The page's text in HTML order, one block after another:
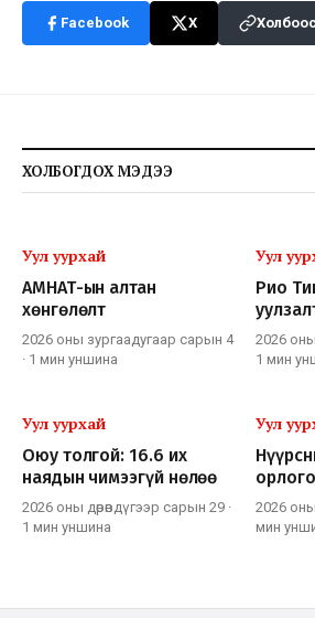
Facebook X
ХОЛБОГДОХ МЭДЭЭ
Уул уурхай
АМНАТ-ын алтан
хөнгөлөлт
2026 оны зургаадугаар сарын 4
· 1 мин уншина
Уул
Рио
2026
1 мин
Уул уурхай
Оюу толгой: 16.6 их
наядын чимээгүй нөлөө
2026 оны дөрөвдүгээр сарын 29 ·
1 мин уншина
Уул
2026
мин